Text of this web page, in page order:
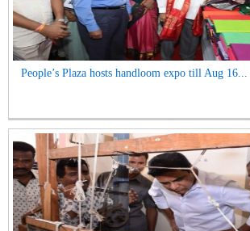
People’s Plaza hosts handloom expo till Aug 16...